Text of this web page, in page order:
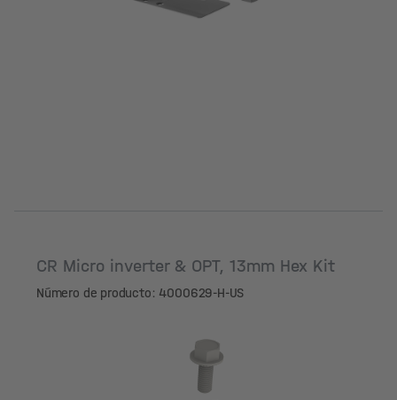
CR Micro inverter & OPT, 13mm Hex Kit
Número de producto: 4000629-H-US